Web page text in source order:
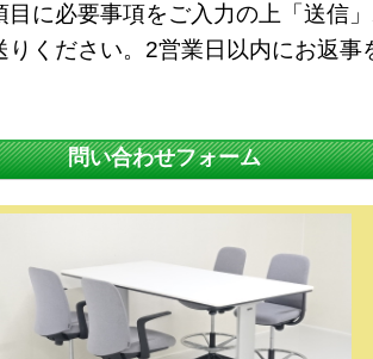
目に必要事項をご入力の上「送信
りください。2営業日以内にお返事
問い合わせフォーム